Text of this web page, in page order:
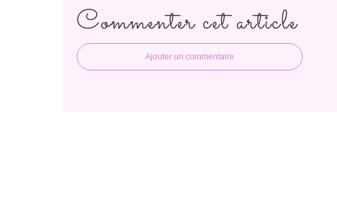
Commenter cet article
Ajouter un commentaire